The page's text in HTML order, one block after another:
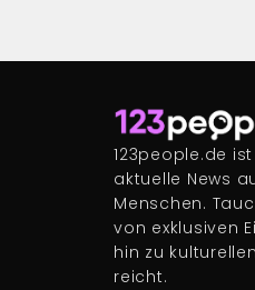
123people.de
aktuelle News
Menschen.
von exklusiven
hin zu
reicht.